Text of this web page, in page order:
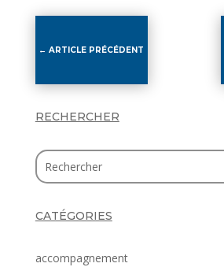
←ARTICLE PRÉCÉDENT
RECHERCHER
CATÉGORIES
accompagnement